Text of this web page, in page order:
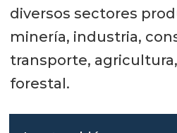
diversos sectores
minería, industria,
transporte,
forestal.